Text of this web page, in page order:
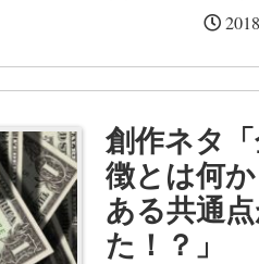
物を大切にするんで
創作ネタ
徴とは何
ある共通
た！？」